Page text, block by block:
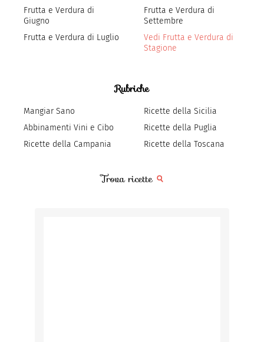
Frutta e Verdura di
Giugno
Frutta e Verdura di Luglio
Frutta e Verdura di
Settembre
Vedi Frutta e Verdura di
Stagione
Rubriche
Mangiar Sano
Abbinamenti Vini e Cibo
Ricette della Campania
Ricette della Sicilia
Ricette della Puglia
Ricette della Toscana
Trova ricette